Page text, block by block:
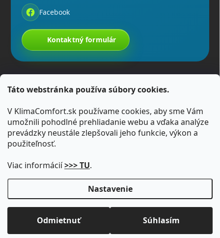
Táto webstránka používa súbory cookies.
V KlimaComfort.sk používame cookies, aby sme Vám
umožnili pohodlné prehliadanie webu a vďaka analýze
prevádzky neustále zlepšovali jeho funkcie, výkon a
použiteľnosť.
Viac informácií>>> TU.
Nastavenie
Odmietnuť Súhlasím
Facebook
Kontaktný formulár
Vytvoril Shoptet
Copyright 2026KlimaComfort.sk. Všetky práva vyhradené.Upraviť